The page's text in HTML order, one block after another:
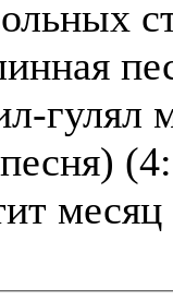
гулял
месяц